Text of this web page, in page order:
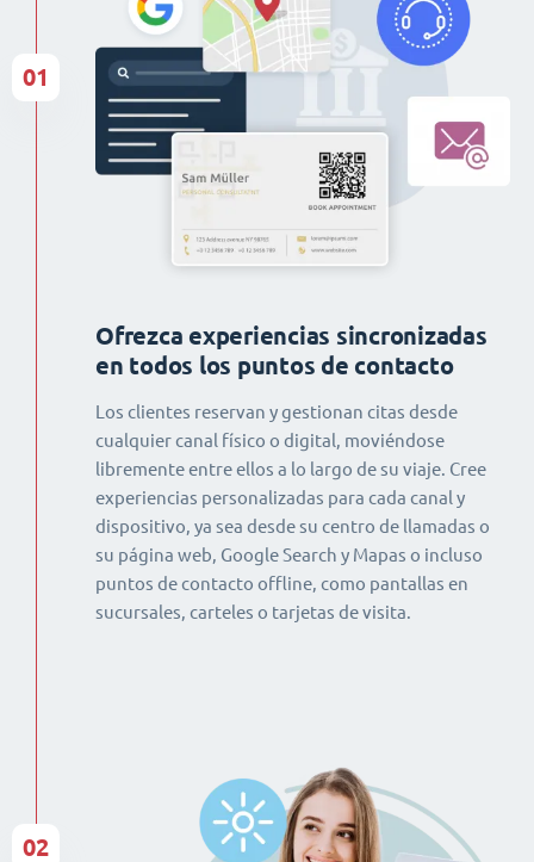
Ofrezca experiencias sincronizadas
en todos los puntos de contacto
Los clientes reservan y gestionan citas desde
cualquier canal físico o digital, moviéndose
libremente entre ellos a lo largo de su viaje. Cree
experiencias personalizadas para cada canal y
dispositivo, ya sea desde su centro de llamadas o
su página web, Google Search y Mapas o incluso
puntos de contacto offline, como pantallas en
sucursales, carteles o tarjetas de visita.
01
02